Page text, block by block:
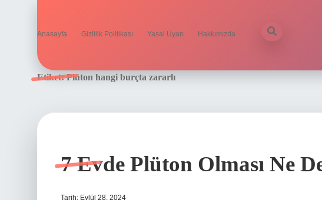
Anasayfa Gizlilik Politikası Yasal Uyarı Hakkımızda
Etiket:Plüton hangi burçta zararlı
7 Evde Plüton Olması Ne
Tarih: Eylül 28, 2024